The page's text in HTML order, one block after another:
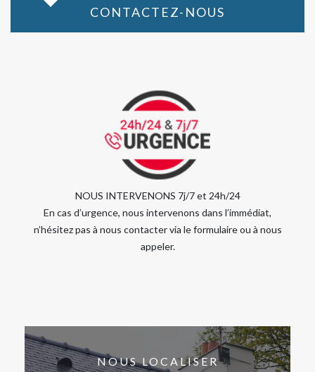
CONTACTEZ-NOUS
NOUS INTERVENONS 7j/7 et 24h/24
En cas d’urgence, nous intervenons dans l’immédiat,
n’hésitez pas à nous contacter via le formulaire ou à nous
appeler.
NOUS LOCALISER